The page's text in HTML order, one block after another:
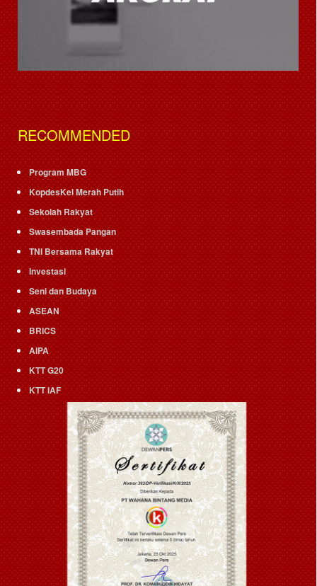
RECOMMENDED
Program MBG
KopdesKel Merah Putih
Sekolah Rakyat
Swasembada Pangan
TNI Bersama Rakyat
Investasi
Seni dan Budaya
ASEAN
BRICS
AIPA
KTT G20
KTT IAF